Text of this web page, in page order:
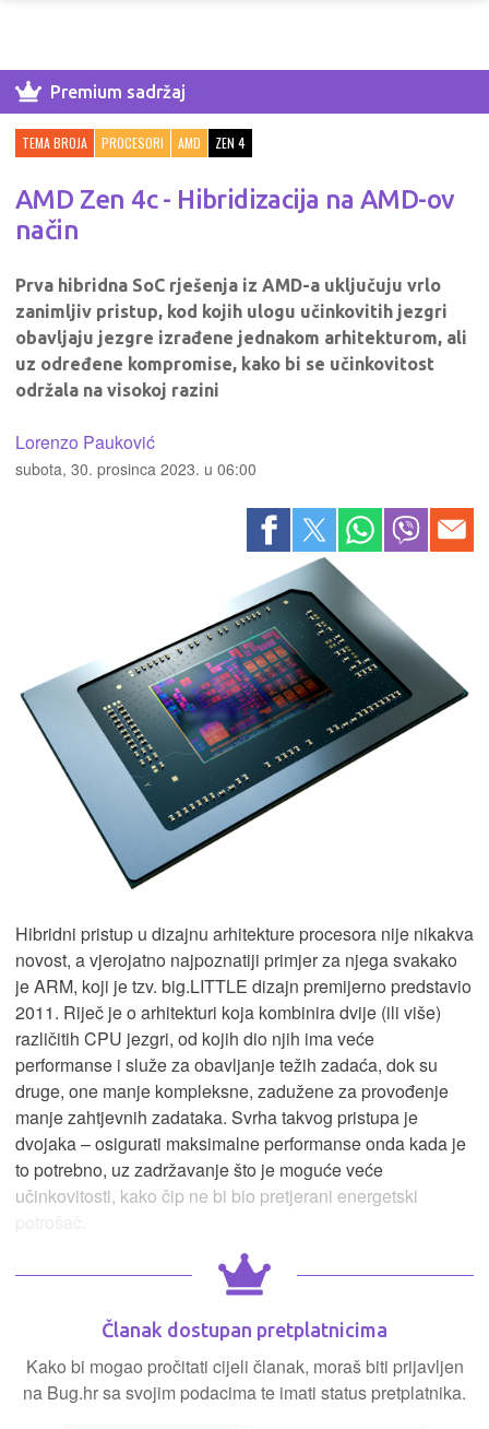
Premium sadržaj
TEMA BROJA PROCESORI AMD ZEN 4
AMD Zen 4c - Hibridizacija na AMD-ov
način
Prva hibridna SoC rješenja iz AMD-a uključuju vrlo
zanimljiv pristup, kod kojih ulogu učinkovitih jezgri
obavljaju jezgre izrađene jednakom arhitekturom, ali
uz određene kompromise, kako bi se učinkovitost
održala na visokoj razini
Lorenzo Pauković
subota, 30. prosinca 2023. u 06:00
Hibridni pristup u dizajnu arhitekture procesora nije nikakva
novost, a vjerojatno najpoznatiji primjer za njega svakako
je ARM, koji je tzv. big.LITTLE dizajn premijerno predstavio
2011. Riječ je o arhitekturi koja kombinira dvije (ili više)
različitih CPU jezgri, od kojih dio njih ima veće
performanse i služe za obavljanje težih zadaća, dok su
druge, one manje kompleksne, zadužene za provođenje
manje zahtjevnih zadataka. Svrha takvog pristupa je
dvojaka – osigurati maksimalne performanse onda kada je
to potrebno, uz zadržavanje što je moguće veće
učinkovitosti, kako čip ne bi bio pretjerani energetski
Članak dostupan pretplatnicima
Kako bi mogao pročitati cijeli članak, moraš biti prijavljen
na Bug.hr sa svojim podacima te imati status pretplatnika.